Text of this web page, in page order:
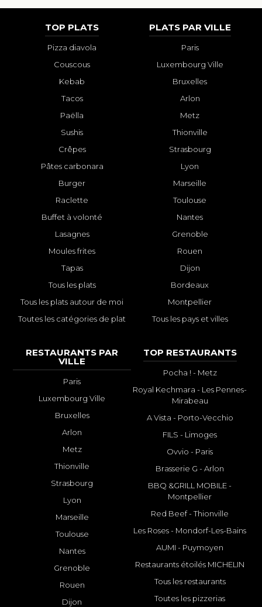
TOP PLATS
Pizza diavola
Couscous
Kebab
Tacos
Paëlla
Sushis
Crêpes
Pâtes carbonara
Burger
Raclette
Buffet à volonté
Lasagnes
Moules frites
Tapas
Tous les plats
Tous les plats autour de moi
Toutes les catégories de plat
PLATS PAR VILLE
Paris
Luxembourg Ville
Bruxelles
Arlon
Metz
Thionville
Strasbourg
Lyon
Marseille
Toulouse
Nantes
Grenoble
Rouen
Dijon
Bordeaux
Montpellier
Tous les pays et villes
RESTAURANTS PAR
VILLE
Paris
Luxembourg Ville
Bruxelles
Arlon
Metz
Thionville
Strasbourg
Lyon
Marseille
Toulouse
Nantes
Grenoble
Rouen
Dijon
TOP RESTAURANTS
Pocha ! - Metz
Royal Kechmara - Les Pennes-
Mirabeau
A Vista - Porto-Vecchio
FILS - Limoges
Ovvio - Paris
Brasserie G - Arlon
BBQ &GRILL MOBILE -
Montpellier
Red Beef - Thionville
Les Roses - Mondorf-Les-Bains
AUMI - Puymoyen
Restaurants étoilés MICHELIN
Tous les restaurants
Toutes les pizzerias